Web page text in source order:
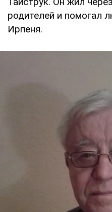
родителей и помогал
Ирпеня.